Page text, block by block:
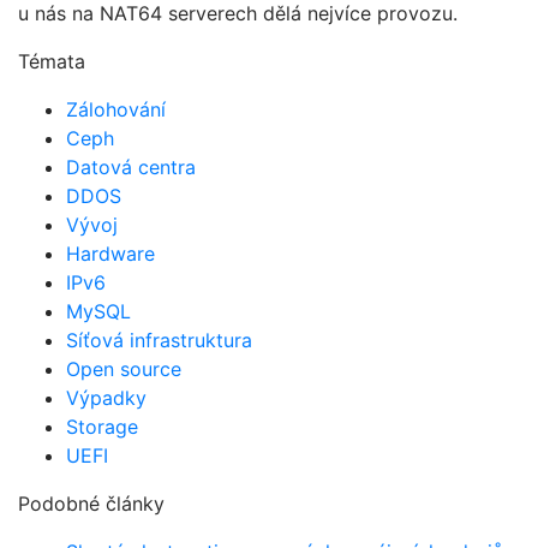
u nás na NAT64 serverech dělá nejvíce provozu.
Témata
Zálohování
Ceph
Datová centra
DDOS
Vývoj
Hardware
IPv6
MySQL
Síťová infrastruktura
Open source
Výpadky
Storage
UEFI
Podobné články